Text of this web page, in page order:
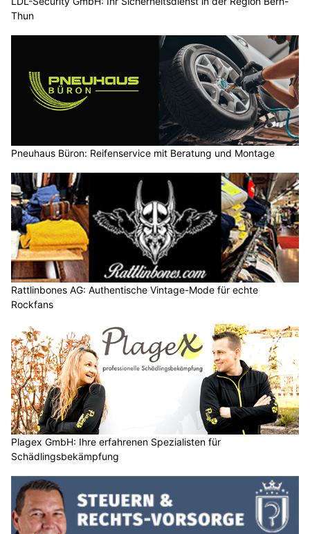
Thun
Pneuhaus Büron: Reifenservice mit Beratung und Montage
Rattlinbones AG: Authentische Vintage-Mode für echte
Rockfans
Plagex GmbH: Ihre erfahrenen Spezialisten für
Schädlingsbekämpfung